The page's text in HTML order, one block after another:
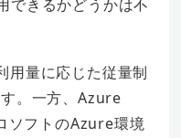
きるかどうかは不
用量に応じた従量制
。一方、Azure
ソフトのAzure環境